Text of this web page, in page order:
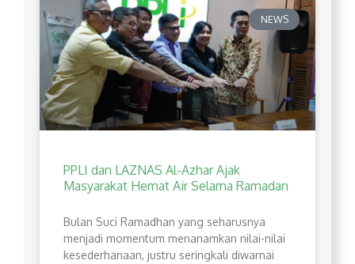
NEWS
PPLI dan LAZNAS Al-Azhar Ajak
Masyarakat Hemat Air Selama Ramadan
Bulan Suci Ramadhan yang seharusnya
menjadi momentum menanamkan nilai-nilai
kesederhanaan, justru seringkali diwarnai